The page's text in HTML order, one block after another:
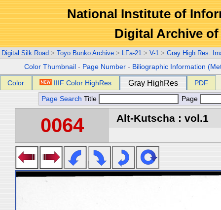
National Institute of
Digital Archive
Digital Silk Road > Toyo Bunko Archive > LFa-21 > V-1 > Gray High Res.
Color Thumbnail - Page Number - Biliographic Information
Color IIIF Color HighRes Gray HighRes PDF
Page Search Title Page
0064 Alt-Kutscha : vol.1